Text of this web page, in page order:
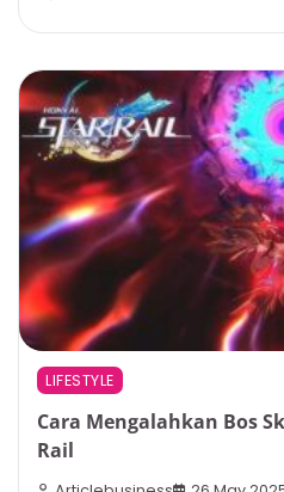
LIFESTYLE
Cara Mengalahkan Bos
Rail